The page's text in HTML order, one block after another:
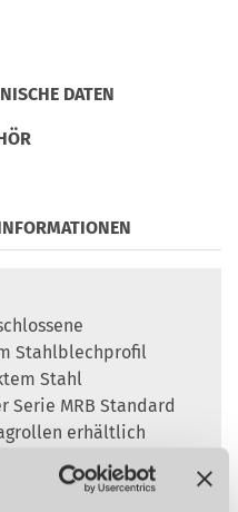
DATEN
Stahlblechprofil
Stahl
Serie MRB Standard
erhältlich
ist die Bahnlänge